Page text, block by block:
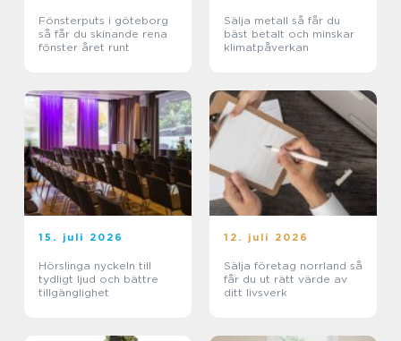
Fönsterputs i göteborg
så får du skinande rena
fönster året runt
Sälja metall så får du
bäst betalt och minskar
klimatpåverkan
15. juli 2026
Hörslinga nyckeln till
tydligt ljud och bättre
tillgänglighet
12. juli 2026
Sälja företag norrland så
får du ut rätt värde av
ditt livsverk